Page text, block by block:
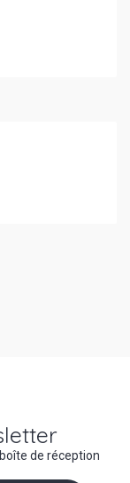
de réception